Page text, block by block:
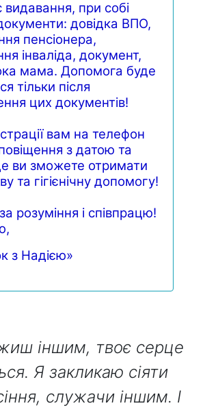
видавання, при собі
: довідка ВПО,
пенсіонера,
інваліда, документ,
мама. Допомога буде
тільки після
цих документів!
вам на телефон
з датою та
ви зможете отримати
та гігієнічну допомогу!
розуміння і співпрацю!
з Надією»
іншим, твоє серце
Я закликаю сіяти
служачи іншим. І